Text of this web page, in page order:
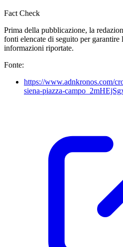
Fact Check
Prima della pubblicazione, la
fonti elencate di seguito per garantire
informazioni riportate.
Fonte:
https://www.adnkronos.com/
siena-piazza-